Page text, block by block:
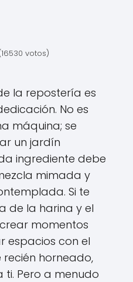
votos)
la repostería es
No es
máquina; se
un jardín
ingrediente debe
mimada y
Si te
de la harina y el
momentos
espacios con el
horneado,
Pero a menudo